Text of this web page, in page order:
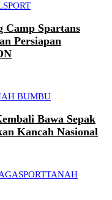
SPORT
Camp Spartans
Persiapan
BUMBU
Bawa Sepak
Kancah Nasional
SPORTTANAH